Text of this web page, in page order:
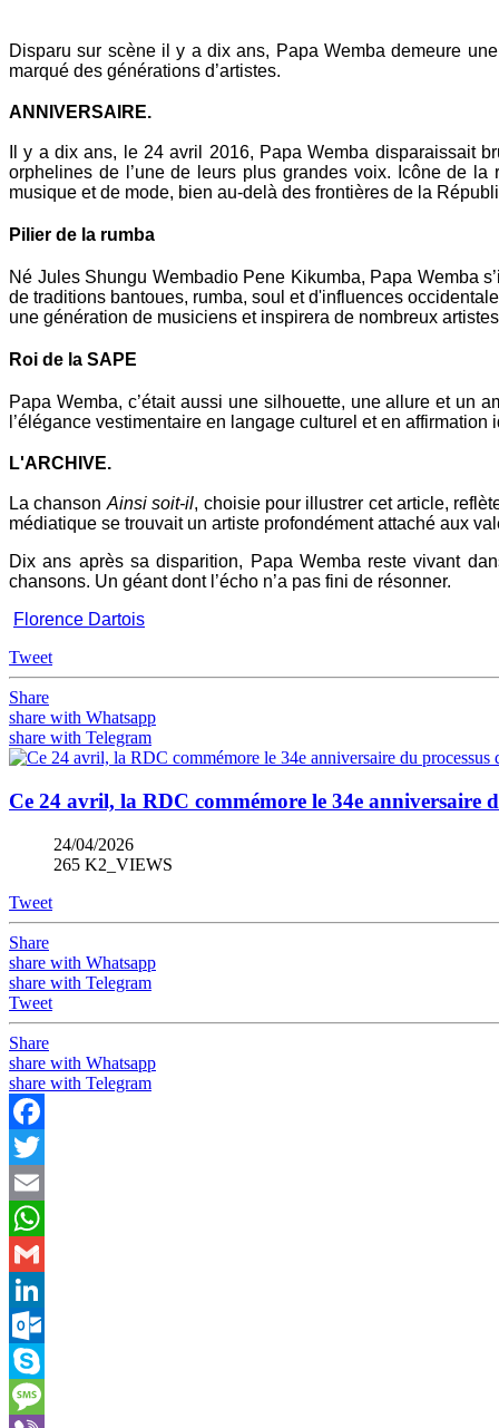
Disparu sur scène il y a dix ans, Papa Wemba demeure
marqué des générations d’artistes.
ANNIVERSAIRE.
Il y a dix ans, le 24 avril 2016, Papa Wemba disparaissait
orphelines de l’une de leurs plus grandes voix. Icône de
musique et de mode, bien au-delà des frontières de la
Pilier de la rumba
Né Jules Shungu Wembadio Pene Kikumba, Papa Wemba
de traditions bantoues, rumba, soul et d'influences
une génération de musiciens et inspirera de nombreux
Roi de la SAPE
Papa Wemba, c’était aussi une silhouette, une allure et un
l’élégance vestimentaire en langage culturel et en
L'ARCHIVE.
La chanson Ainsi soit‑il, choisie pour illustrer cet article,
médiatique se trouvait un artiste profondément attaché aux
Dix ans après sa disparition, Papa Wemba reste vivant
chansons. Un géant dont l’écho n’a pas fini de résonner.
Florence Dartois
Tweet
Share
share with Whatsapp
share with Telegram
Ce 24 avril, la RDC commémore le 34e anniversaire
24/04/2026
265 K2_VIEWS
Tweet
Share
share with Whatsapp
share with Telegram
Tweet
Share
share with Whatsapp
share with Telegram
Facebook
Twitter
Email
WhatsApp
Gmail
LinkedIn
Outlook.com
Skype